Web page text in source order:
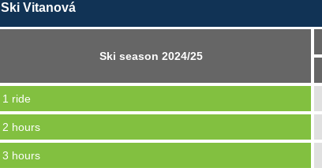
Ski Vitanová
Ski season 2024/25
1 ride
2 hours
3 hours